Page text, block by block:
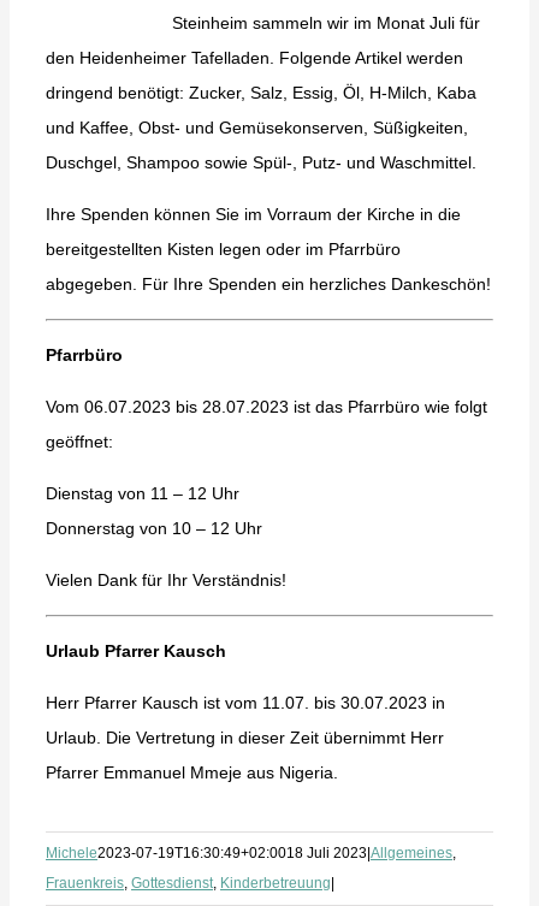
Steinheim sammeln wir im Monat Juli für
den Heidenheimer Tafelladen. Folgende Artikel werden
dringend benötigt: Zucker, Salz, Essig, Öl, H-Milch, Kaba
und Kaffee, Obst- und Gemüsekonserven, Süßigkeiten,
Duschgel, Shampoo sowie Spül-, Putz- und Waschmittel.
Ihre Spenden können Sie im Vorraum der Kirche in die
bereitgestellten Kisten legen oder im Pfarrbüro
abgegeben. Für Ihre Spenden ein herzliches Dankeschön!
Pfarrbüro
Vom 06.07.2023 bis 28.07.2023 ist das Pfarrbüro wie folgt
geöffnet:
Dienstag von 11 – 12 Uhr
Donnerstag von 10 – 12 Uhr
Vielen Dank für Ihr Verständnis!
Urlaub Pfarrer Kausch
Herr Pfarrer Kausch ist vom 11.07. bis 30.07.2023 in
Urlaub. Die Vertretung in dieser Zeit übernimmt Herr
Pfarrer Emmanuel Mmeje aus Nigeria.
Michele2023-07-19T16:30:49+02:0018 Juli 2023 Allgemeines,
Frauenkreis, Gottesdienst, Kinderbetreuung